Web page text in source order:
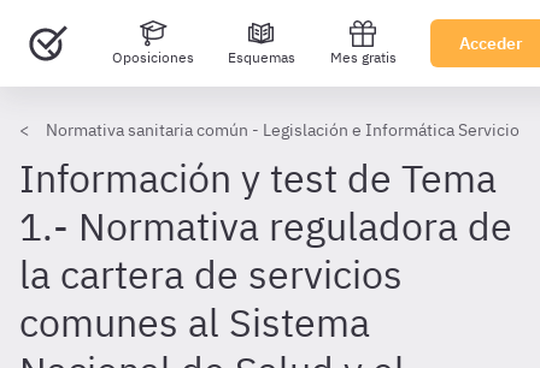
Oposiciones Esquemas Mes gratis
Acceder
Normativa sanitaria común - Legislación e Informática Servicio
Información y test de Tema
1.- Normativa reguladora de
la cartera de servicios
comunes al Sistema